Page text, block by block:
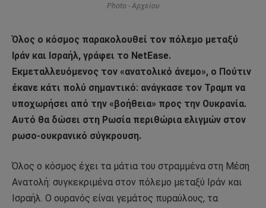
Photo - Αρχείου
Όλος ο κόσμος παρακολουθεί τον πόλεμο μεταξύ
Ιράν και Ισραήλ, γράφει το NetEase.
Εκμεταλλευόμενος τον «ανατολικό άνεμο», ο Πούτιν
έκανε κάτι πολύ σημαντικό: ανάγκασε τον Τραμπ να
υποχωρήσει από την «βοήθεια» προς την Ουκρανία.
Αυτό θα δώσει στη Ρωσία περιθώρια ελιγμών στον
ρωσο-ουκρανικό σύγκρουση.
Όλος ο κόσμος έχει τα μάτια του στραμμένα στη Μέση
Ανατολή: συγκεκριμένα στον πόλεμο μεταξύ Ιράν και
Ισραήλ. Ο ουρανός είναι γεμάτος πυραύλους, τα